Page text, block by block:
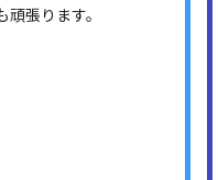
張ります。